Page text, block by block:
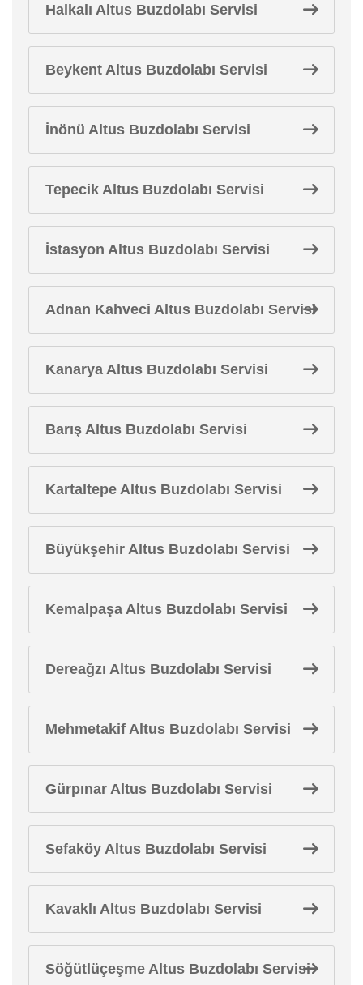
Halkalı Altus Buzdolabı Servisi
Beykent Altus Buzdolabı Servisi
İnönü Altus Buzdolabı Servisi
Tepecik Altus Buzdolabı Servisi
İstasyon Altus Buzdolabı Servisi
Adnan Kahveci Altus Buzdolabı Servisi
Kanarya Altus Buzdolabı Servisi
Barış Altus Buzdolabı Servisi
Kartaltepe Altus Buzdolabı Servisi
Büyükşehir Altus Buzdolabı Servisi
Kemalpaşa Altus Buzdolabı Servisi
Dereağzı Altus Buzdolabı Servisi
Mehmetakif Altus Buzdolabı Servisi
Gürpınar Altus Buzdolabı Servisi
Sefaköy Altus Buzdolabı Servisi
Kavaklı Altus Buzdolabı Servisi
Söğütlüçeşme Altus Buzdolabı Servisi